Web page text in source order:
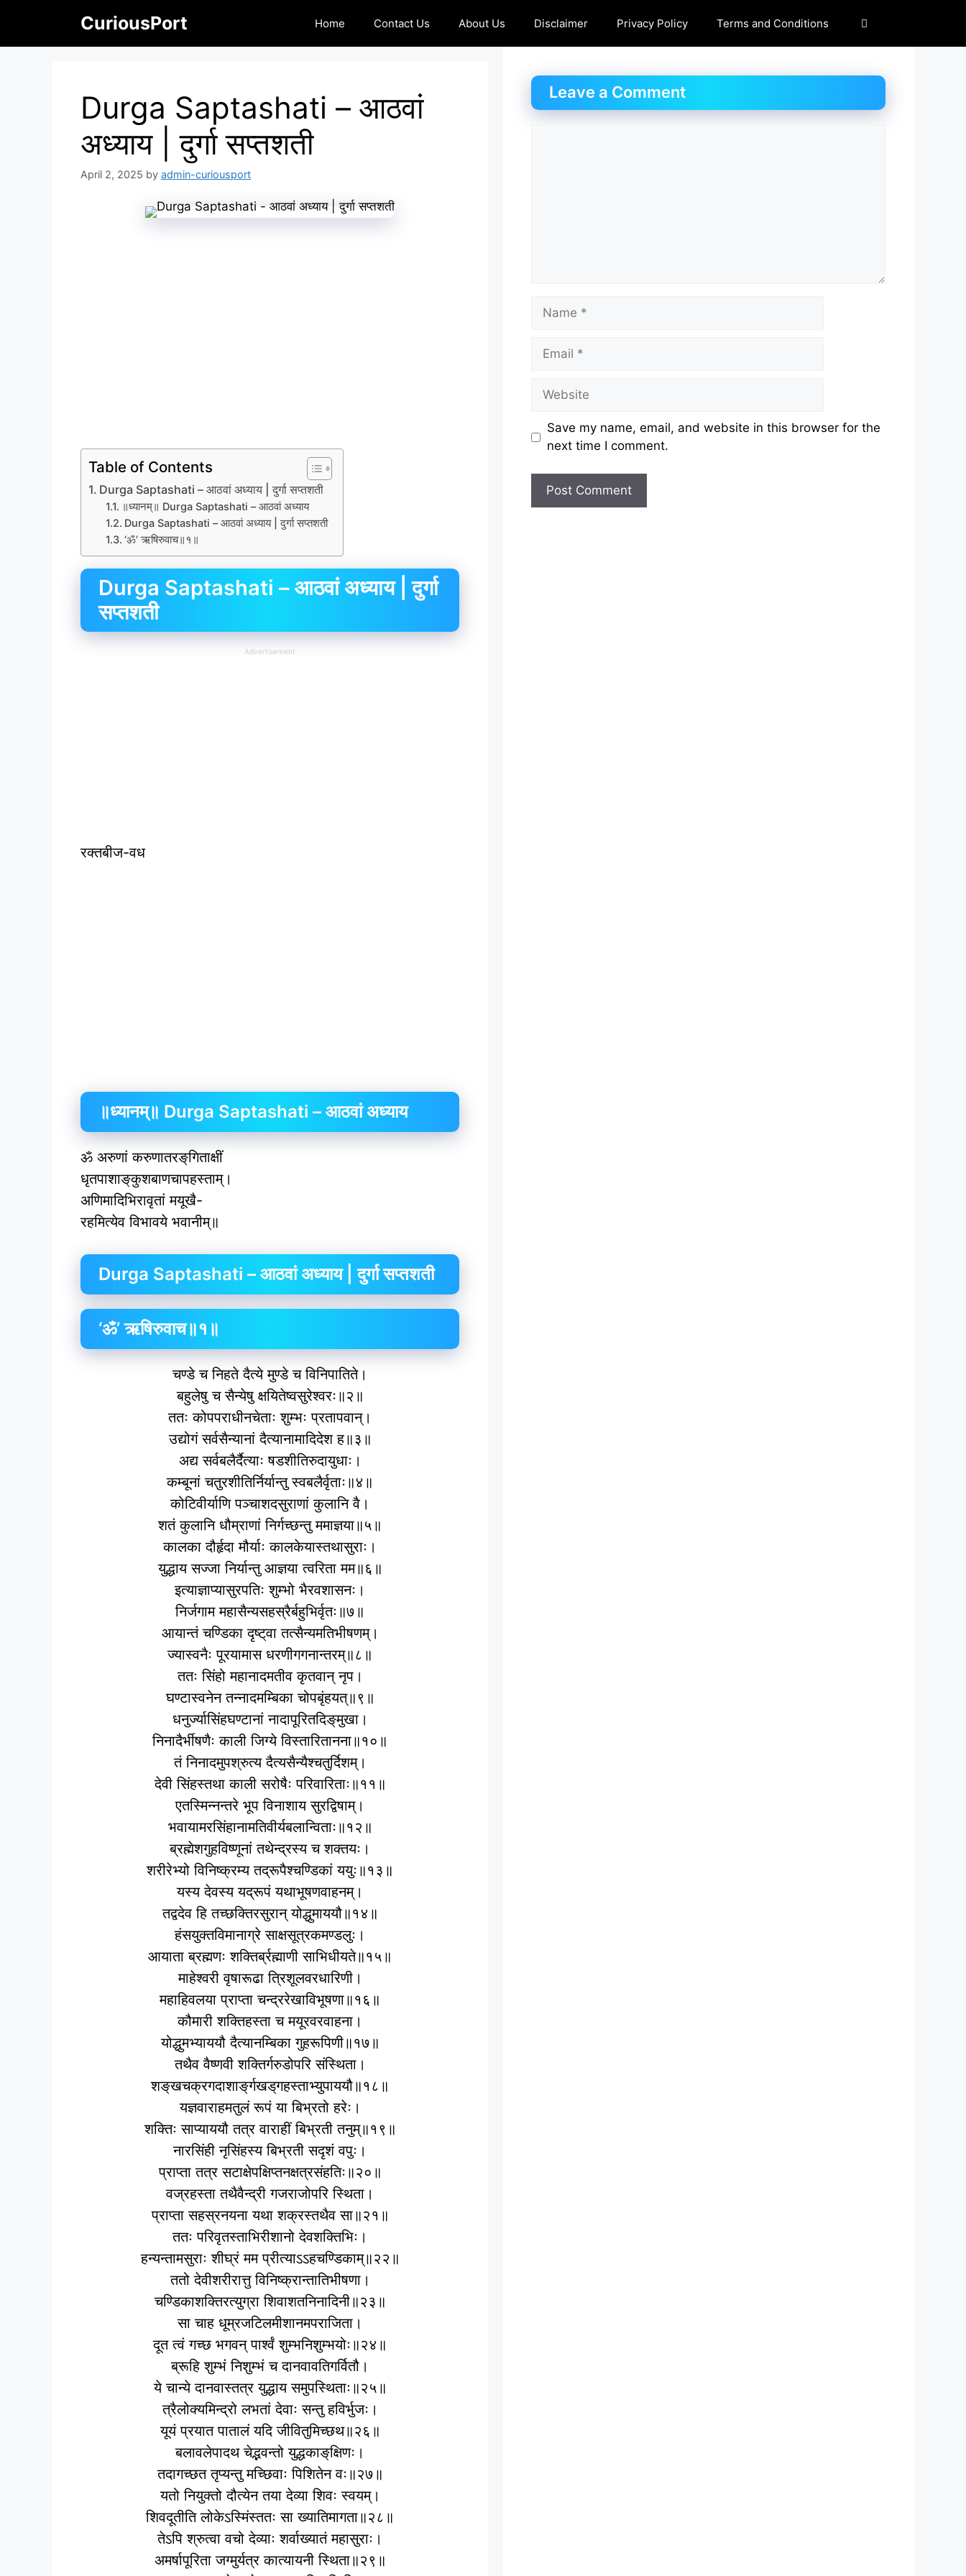
content
CuriousPort Home Contact Us About Us Disclaimer Privacy Policy Terms and Conditions
Durga Saptashati – आठवां
अध्याय | दुर्गा सप्तशती
April 2, 2025 by admin-curiousport
Table of Contents
Durga Saptashati – आठवां अध्याय | दुर्गा सप्तशती
॥ध्यानम्॥ Durga Saptashati – आठवां अध्याय
Durga Saptashati – आठवां अध्याय | दुर्गा सप्तशती
‘ॐ’ ऋषिरुवाच॥१॥
Durga Saptashati – आठवां अध्याय | दुर्गा
सप्तशती
Advertisement
रक्तबीज-वध
॥ध्यानम्॥ Durga Saptashati – आठवां अध्याय
ॐ अरुणां करुणातरङ्‌गिताक्षीं
धृतपाशाङ्‌कुशबाणचापहस्ताम्।
अणिमादिभिरावृतां मयूखै-
रहमित्येव विभावये भवानीम्॥
Durga Saptashati – आठवां अध्याय | दुर्गा सप्तशती
‘ॐ’ ऋषिरुवाच॥१॥
चण्डे च निहते दैत्ये मुण्डे च विनिपातिते।
बहुलेषु च सैन्येषु क्षयितेष्वसुरेश्‍वरः॥२॥
ततः कोपपराधीनचेताः शुम्भः प्रतापवान्।
उद्योगं सर्वसैन्यानां दैत्यानामादिदेश ह॥३॥
अद्य सर्वबलैर्दैत्याः षडशीतिरुदायुधाः।
कम्बूनां चतुरशीतिर्निर्यान्तु स्वबलैर्वृताः॥४॥
कोटिवीर्याणि पञ्चाशदसुराणां कुलानि वै।
शतं कुलानि धौम्राणां निर्गच्छन्तु ममाज्ञया॥५॥
कालका दौर्हृदा मौर्याः कालकेयास्तथासुराः।
युद्धाय सज्जा निर्यान्तु आज्ञया त्वरिता मम॥६॥
इत्याज्ञाप्यासुरपतिः शुम्भो भैरवशासनः।
निर्जगाम महासैन्यसहस्रैर्बहुभिर्वृतः॥७॥
आयान्तं चण्डिका दृष्ट्‌वा तत्सैन्यमतिभीषणम्।
ज्यास्वनैः पूरयामास धरणीगगनान्तरम्॥८॥
ततः सिंहो महानादमतीव कृतवान् नृप।
घण्टास्वनेन तन्नादमम्बिका चोपबृंहयत्॥९॥
धनुर्ज्यासिंहघण्टानां नादापूरितदिङ्‌मुखा।
निनादैर्भीषणैः काली जिग्ये विस्तारितानना॥१०॥
तं निनादमुपश्रुत्य दैत्यसैन्यैश्‍चतुर्दिशम्।
देवी सिंहस्तथा काली सरोषैः परिवारिताः॥११॥
एतस्मिन्नन्तरे भूप विनाशाय सुरद्विषाम्।
भवायामरसिंहानामतिवीर्यबलान्विताः॥१२॥
ब्रह्मेशगुहविष्णूनां तथेन्द्रस्य च शक्तयः।
शरीरेभ्यो विनिष्क्रम्य तद्रूपैश्‍चण्डिकां ययुः॥१३॥
यस्य देवस्य यद्रूपं यथाभूषणवाहनम्।
तद्वदेव हि तच्छक्तिरसुरान् योद्धुमाययौ॥१४॥
हंसयुक्तविमानाग्रे साक्षसूत्रकमण्डलुः।
आयाता ब्रह्मणः शक्तिर्ब्रह्माणी साभिधीयते॥१५॥
माहेश्‍वरी वृषारूढा त्रिशूलवरधारिणी।
महाहिवलया प्राप्ता चन्द्ररेखाविभूषणा॥१६॥
कौमारी शक्तिहस्ता च मयूरवरवाहना।
योद्धुमभ्याययौ दैत्यानम्बिका गुहरूपिणी॥१७॥
तथैव वैष्णवी शक्तिर्गरुडोपरि संस्थिता।
शङ्‌खचक्रगदाशाङ्‌र्गखड्‌गहस्ताभ्युपाययौ॥१८॥
यज्ञवाराहमतुलं रूपं या बिभ्रतो हरेः।
शक्तिः साप्याययौ तत्र वाराहीं बिभ्रती तनुम्॥१९॥
नारसिंही नृसिंहस्य बिभ्रती सदृशं वपुः।
प्राप्ता तत्र सटाक्षेपक्षिप्तनक्षत्रसंहतिः॥२०॥
वज्रहस्ता तथैवैन्द्री गजराजोपरि स्थिता।
प्राप्ता सहस्रनयना यथा शक्रस्तथैव सा॥२१॥
ततः परिवृतस्ताभिरीशानो देवशक्तिभिः।
हन्यन्तामसुराः शीघ्रं मम प्रीत्याऽऽहचण्डिकाम्॥२२॥
ततो देवीशरीरात्तु विनिष्क्रान्तातिभीषणा।
चण्डिकाशक्तिरत्युग्रा शिवाशतनिनादिनी॥२३॥
सा चाह धूम्रजटिलमीशानमपराजिता।
दूत त्वं गच्छ भगवन् पार्श्‍वं शुम्भनिशुम्भयोः॥२४॥
ब्रूहि शुम्भं निशुम्भं च दानवावतिगर्वितौ।
ये चान्ये दानवास्तत्र युद्धाय समुपस्थिताः॥२५॥
त्रैलोक्यमिन्द्रो लभतां देवाः सन्तु हविर्भुजः।
यूयं प्रयात पातालं यदि जीवितुमिच्छथ॥२६॥
बलावलेपादथ चेद्भवन्तो युद्धकाङ्‌क्षिणः।
तदागच्छत तृप्यन्तु मच्छिवाः पिशितेन वः॥२७॥
यतो नियुक्तो दौत्येन तया देव्या शिवः स्वयम्।
शिवदूतीति लोकेऽस्मिंस्ततः सा ख्यातिमागता॥२८॥
तेऽपि श्रुत्वा वचो देव्याः शर्वाख्यातं महासुराः।
अमर्षापूरिता जग्मुर्यत्र कात्यायनी स्थिता॥२९॥
Leave a Comment
Name
Email
Website
Save my name, email, and website in this browser for the
next time I comment.